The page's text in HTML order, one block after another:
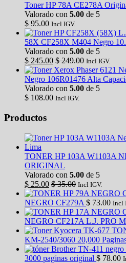
Toner HP 78A CE278A
Valorado con 5.00 de 5
$ 95.00 Incl IGV.
58X CF258X M404 Negro
Valorado con 5.00 de 5
$ 245.00 $249.00 Incl IGV.
Negro 106R01476 Alta
Valorado con 5.00 de 5
$ 108.00 Incl IGV.
Productos
TONER HP 103A W1103A
ORIGINAL
Valorado con 5.00 de 5
$ 25.00 $35.00 Incl IGV.
NEGRO CF279A $ 73.00 Incl
NEGRO CF217A L.J. PRO
KM-2540/3060 20,000
3000 paginas original $ 78.00